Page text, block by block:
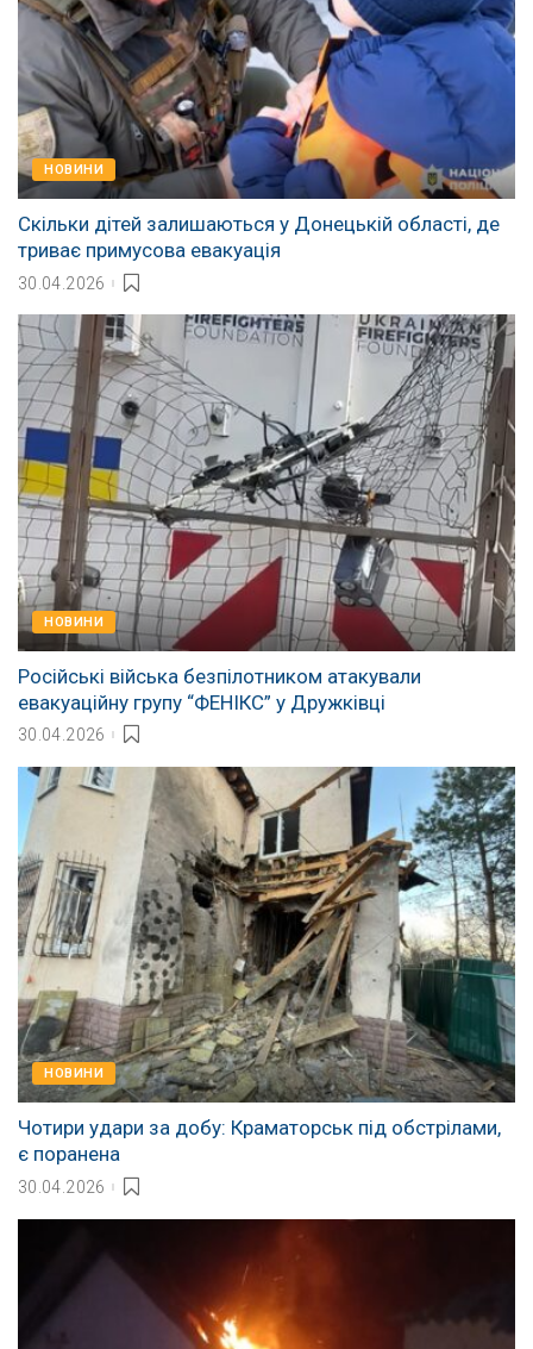
НОВИНИ
Скільки дітей залишаються у Донецькій області, де
триває примусова евакуація
30.04.2026
НОВИНИ
Російські війська безпілотником атакували
евакуаційну групу “ФЕНІКС” у Дружківці
30.04.2026
НОВИНИ
Чотири удари за добу: Краматорськ під обстрілами,
є поранена
30.04.2026